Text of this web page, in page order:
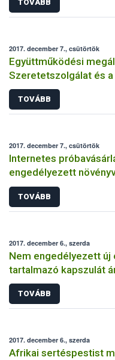
TOVÁBB
2017. december 7., csütörtök
Együttműködési
Szeretetszolgálat és a
TOVÁBB
2017. december 7., csütörtök
Internetes
engedélyezett
magánszemélyek
TOVÁBB
2017. december 6., szerda
Nem engedélyezett
tartalmazó kapszulát
webáruházban
TOVÁBB
2017. december 6., szerda
Afrikai sertéspestist